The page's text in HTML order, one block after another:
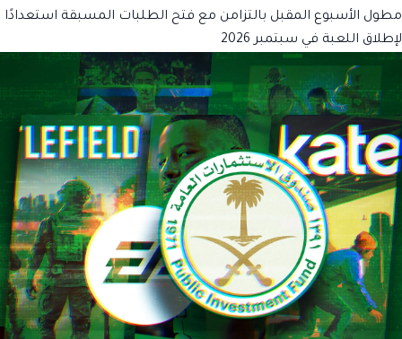
مطول الأسبوع المقبل بالتزامن مع فتح الطلبات المسبقة استعدادًا
لإطلاق اللعبة في سبتمبر 2026